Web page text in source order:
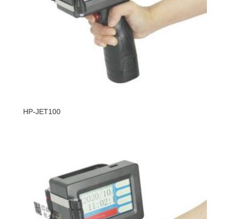
HP-JET100